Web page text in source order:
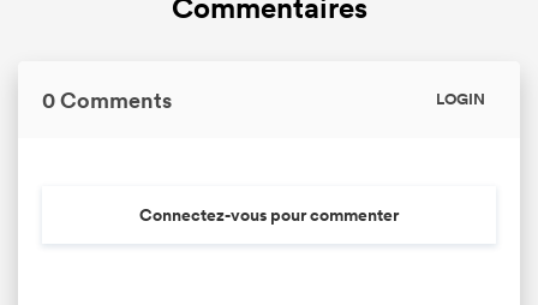
0 Comments LOGIN
Connectez-vous pour commenter